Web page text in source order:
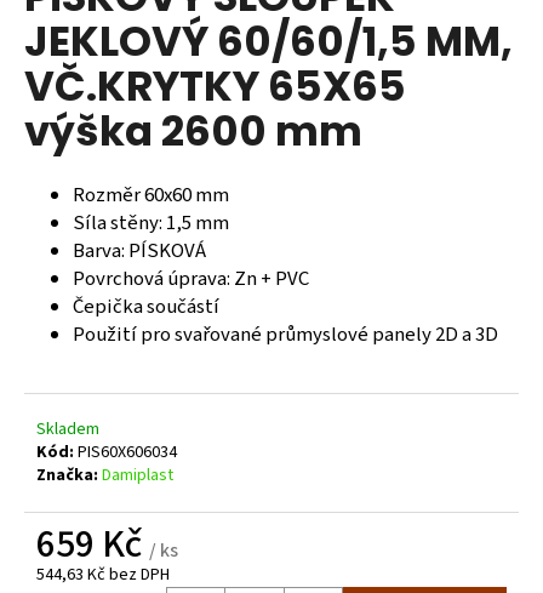
0,0
z
5
hvězdiček.
JEKLOVÝ 60/60/1,5 MM,
VČ.KRYTKY 65X65
výška 2600 mm
Rozměr 60x60 mm
Síla stěny: 1,5 mm
Barva: PÍSKOVÁ
Povrchová úprava: Zn + PVC
Čepička součástí
Použití pro svařované průmyslové panely 2D a 3D
Skladem
Kód: PIS60X606034
Značka: Damiplast
659 Kč / ks
544,63 Kč bez DPH
a
j
í
t
?
HLEDAT
D
p
o
u
č
u